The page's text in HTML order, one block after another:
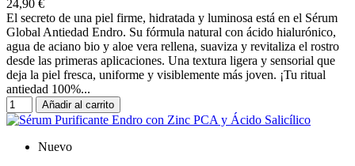
24,90 €
El secreto de una piel firme, hidratada y luminosa está en el Sérum
Global Antiedad Endro. Su fórmula natural con ácido hialurónico,
agua de aciano bio y aloe vera rellena, suaviza y revitaliza el rostro
desde las primeras aplicaciones. Una textura ligera y sensorial que
deja la piel fresca, uniforme y visiblemente más joven. ¡Tu ritual
antiedad 100%...
Añadir al carrito
Nuevo